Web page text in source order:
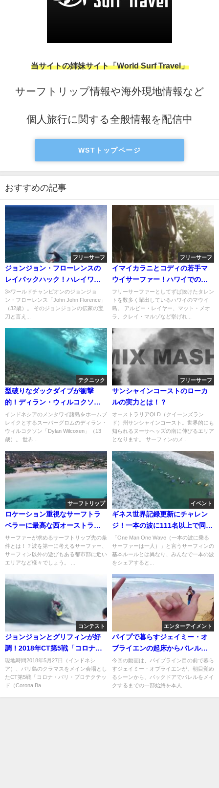
当サイトの姉妹サイト「World Surf Travel」
サーフトリップ情報や海外現地情報など
個人旅行に関する全般情報を配信中
WSTトップページ
おすすめの記事
フリーサーフ
ジョンジョン・フローレンスの
レイバックハック！ハレイワで
のフリーサーフィン動画
3×ワールドチャンピオンのジョンジョ
ン・フローレンス「John John Florence」
（32歳）。 そのジョンジョンの伝家の宝
刀と言え...
フリーサーフ
イマイカラニとコディの若手マ
ウイサーファー！ハワイでのフ
リーサーフ動画
フリーサーファーとしてずば抜けたタレン
トを数多く輩出しているハワイのマウイ
島。 アルビー・レイヤー、マット・メオ
ラ、クレイ・マルゾなど挙げれ...
テクニック
型破りなダックダイブが衝撃
的！ディラン・ウィルコクソン
のフリーサーフ動画
インドネシアのメンタワイ諸島をホームブ
レイクとするスーパーグロムのディラン・
ウィルコクソン「Dylan Wilcoxen」（13
歳）。 世界...
フリーサーフ
サンシャインコーストのローカ
ルの実力とは！？
オーストラリアQLD（クイーンズラン
ド）州サンシャインコースト。世界的にも
知られるヌーサヘッズの南に伸びるエリア
となります。 サーフィンのメ...
サーフトリップ
ロケーション重視なサーフトラ
ベラーに最高な西オーストラリ
アのダークハートッグ島
サーファーが求めるサーフトリップ先の条
件とは！？波を第一に考えるサーファー、
サーフィン以外の遊びもある都市部に近い
エリアなど様々でしょう。 ...
イベント
ギネス世界記録更新にチャレン
ジ！一本の波に111名以上で同時
に乗れるのか？
「One Man One Wave（一本の波に乗る
サーファーは一人）」と言うサーフィンの
基本ルールとは異なり、みんなで一本の波
をシェアすると...
コンテスト
ジョンジョンとグリフィンが好
調！2018年CT第5戦「コロナバ
リ」初日
現地時間2018年5月27日（インドネシ
ア）、バリ島のクラマスをメイン会場とし
たCT第5戦「コロナ・バリ・プロテクテッ
ド（Corona Ba...
エンターテイメント
パイプで暮らすジェイミー・オ
ブライエンの起床からバレルメ
イクまでの本人目線
今回の動画は、パイプライン目の前で暮ら
すジェイミー・オブライエンが、朝目覚め
るシーンから、バックドアでバレルをメイ
クするまでの一部始終を本人...